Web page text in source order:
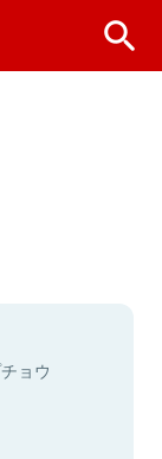
ョウ